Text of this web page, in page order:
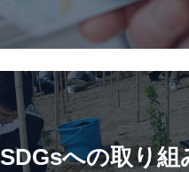
SDGsへの取り組